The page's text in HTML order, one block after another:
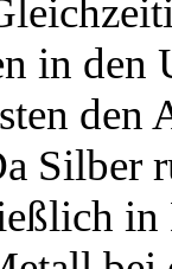
in den
den
Silber